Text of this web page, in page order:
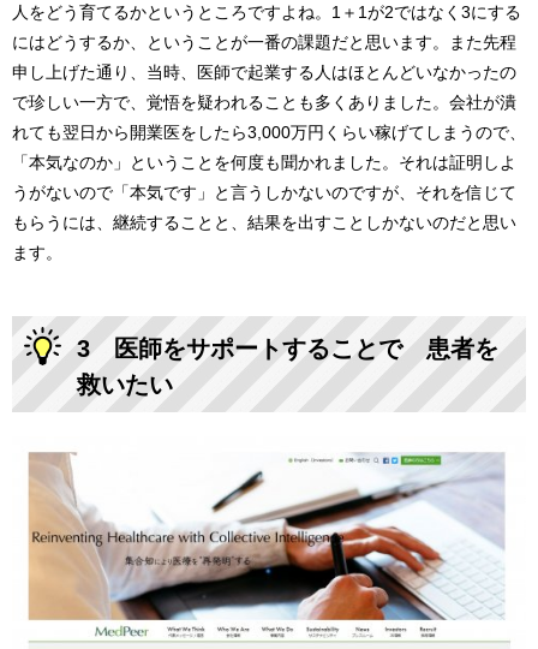
人をどう育てるかというところですよね。1＋1が2ではなく3にする
にはどうするか、ということが一番の課題だと思います。また先程
申し上げた通り、当時、医師で起業する人はほとんどいなかったの
で珍しい一方で、覚悟を疑われることも多くありました。会社が潰
れても翌日から開業医をしたら3,000万円くらい稼げてしまうので、
「本気なのか」ということを何度も聞かれました。それは証明しよ
うがないので「本気です」と言うしかないのですが、それを信じて
もらうには、継続することと、結果を出すことしかないのだと思い
ます。
3 医師をサポートすることで 患者を
救いたい